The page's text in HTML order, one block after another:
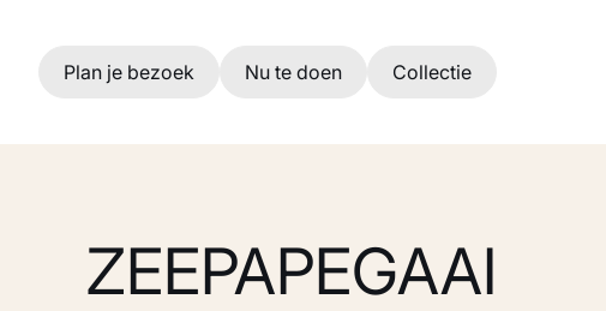
Ga naar hoofdinhoud
Plan je bezoek Nu te doen Collectie
ZEEPAPEGAAI